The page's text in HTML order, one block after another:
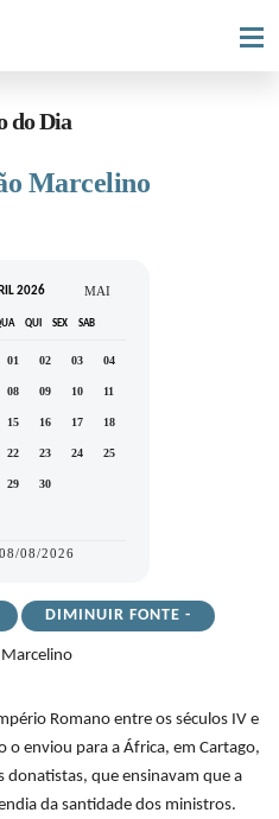
do Dia
Marcelino
2026 MAI
QUI SEX SAB
01 02 03 04
08 09 10 11
15 16 17 18
22 23 24 25
29 30
08/2026
DIMINUIR FONTE -
Romano entre os séculos IV e
enviou para a África, em Cartago,
donatistas, que ensinavam que a
da santidade dos ministros.